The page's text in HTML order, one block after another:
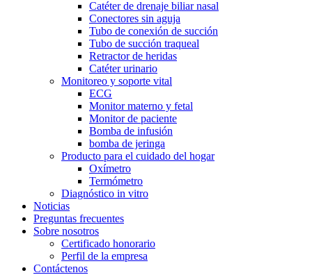
Catéter de drenaje biliar nasal
Conectores sin aguja
Tubo de conexión de succión
Tubo de succión traqueal
Retractor de heridas
Catéter urinario
Monitoreo y soporte vital
ECG
Monitor materno y fetal
Monitor de paciente
Bomba de infusión
bomba de jeringa
Producto para el cuidado del hogar
Oxímetro
Termómetro
Diagnóstico in vitro
Noticias
Preguntas frecuentes
Sobre nosotros
Certificado honorario
Perfil de la empresa
Contáctenos